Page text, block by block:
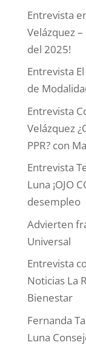
Entrevista
Velázquez
del 2025!
Entrevista
de
Entrevista
Velázquez
PPR? con
Entrevista
Luna ¡OJO
desempleo
Advierten
Universal
Entrevista
Noticias La
Bienestar
Fernanda
Luna